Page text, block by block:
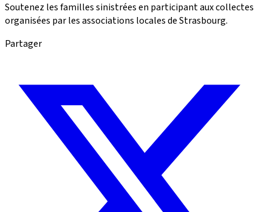
Soutenez les familles sinistrées en participant aux collectes
organisées par les associations locales de Strasbourg.
Partager